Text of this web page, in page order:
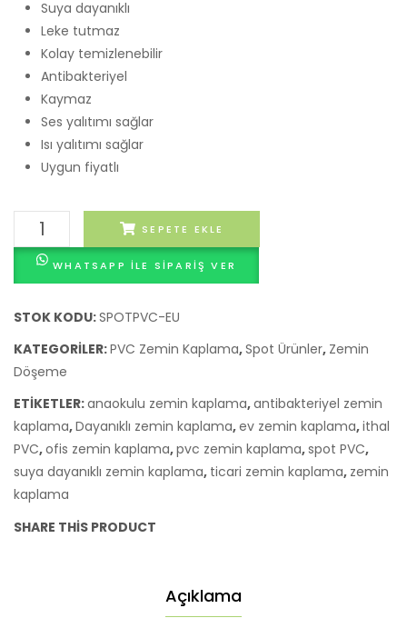
Suya dayanıklı
Leke tutmaz
Kolay temizlenebilir
Antibakteriyel
Kaymaz
Ses yalıtımı sağlar
Isı yalıtımı sağlar
Uygun fiyatlı
Avrupa'dan
İthal
Spot
Zemin
adet
SEPETE EKLE
WHATSAPP ILE SIPARIŞ VER
STOK KODU:SPOTPVC-EU
KATEGORILER:PVC Zemin Kaplama,Spot Ürünler, Zemin
Döşeme
ETIKETLER:anaokulu zemin kaplama,antibakteriyel zemin
kaplama,Dayanıklı zemin kaplama,ev zemin kaplama,ithal
PVC,ofis zemin kaplama,pvc zemin kaplama,spot PVC,
suya dayanıklı zemin kaplama, ticari zemin kaplama, zemin
kaplama
SHARE THIS PRODUCT
Açıklama